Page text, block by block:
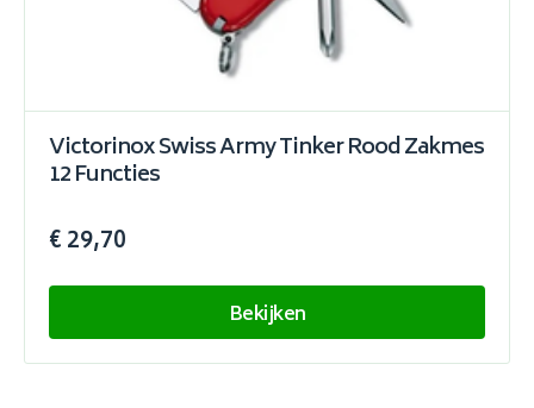
Victorinox Swiss Army Tinker Rood Zakmes
12 Functies
€ 29,70
Bekijken